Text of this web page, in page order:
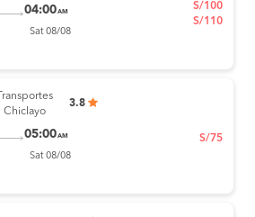
04:00AM
Sat 08/08
S/100
S/110
Transportes
Chiclayo
3.8
05:00AM
Sat 08/08
S/75